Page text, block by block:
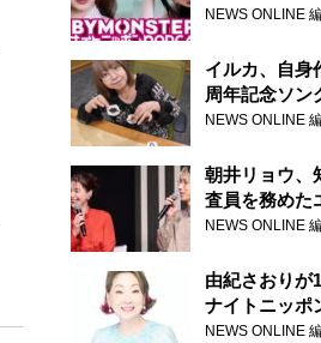
トニッポン
NEWS ONLINE
イルカ、自身
周年記念ソン
NEWS ONLINE
朝井リョウ、
査員を務めた
の特別番組「
NEWS ONLINE
由紀さおりが
ナイトニッポ
NEWS ONLINE